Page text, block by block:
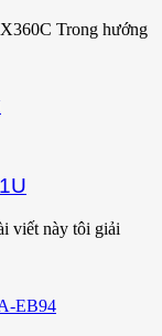
Trong hướng
viết này tôi giải